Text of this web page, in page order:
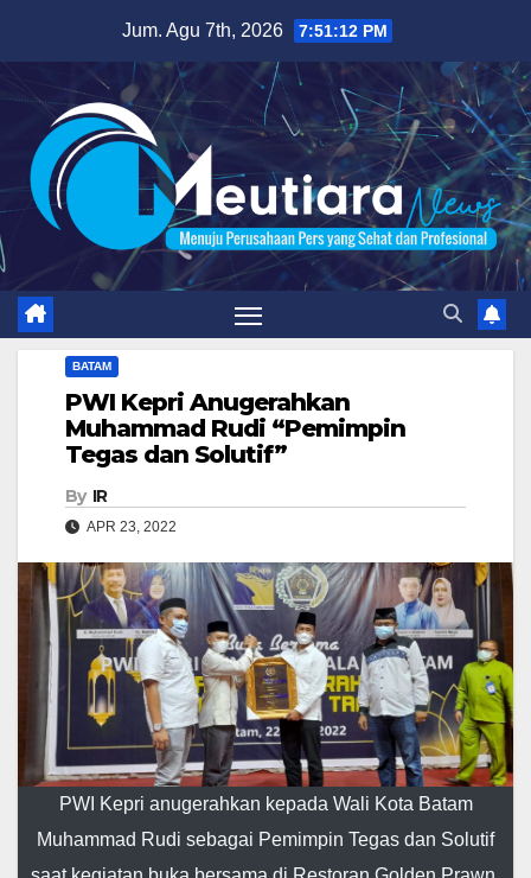
content
Jum. Agu 7th, 2026 7:51:13 PM
BATAM
PWI Kepri Anugerahkan
Muhammad Rudi “Pemimpin
Tegas dan Solutif”
By IR
APR 23, 2022
PWI Kepri anugerahkan kepada Wali Kota Batam
Muhammad Rudi sebagai Pemimpin Tegas dan Solutif